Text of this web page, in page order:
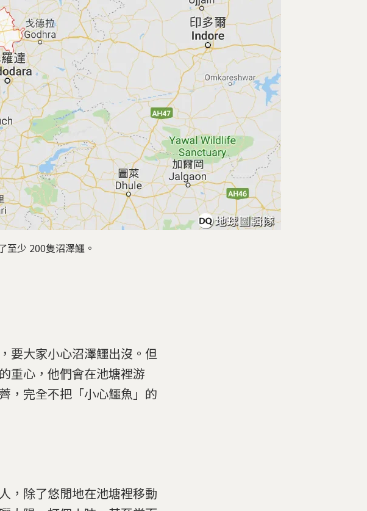
至少 200隻沼澤鱷。
要大家小心沼澤鱷出沒。但
重心，他們會在池塘裡游
，完全不把「小心鱷魚」的
，除了悠閒地在池塘裡移動